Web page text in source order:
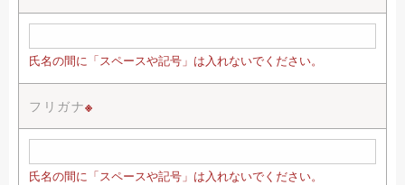
氏名の間に「スペースや記号」は入れないでください。
フリガナ※
氏名の間に「スペースや記号」は入れないでください。